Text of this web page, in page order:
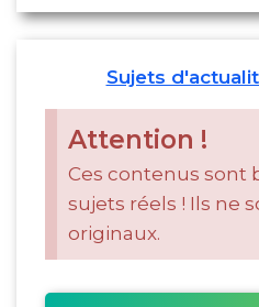
Sujets
Attention !
Ces contenus sont
sujets réels ! Ils ne
originaux.